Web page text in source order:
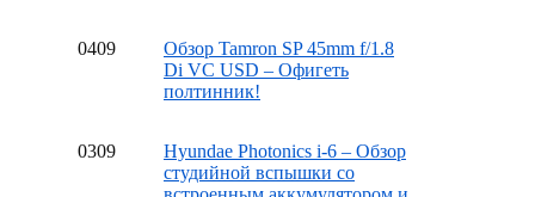
0409
Обзор Tamron SP 45mm f/1.8
Di VC USD – Офигеть
полтинник!
0309
Hyundae Photonics i-6 – Обзор
студийной вспышки со